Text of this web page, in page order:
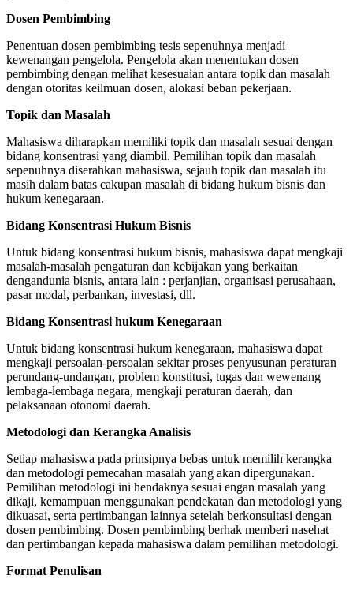
Dosen Pembimbing
Penentuan dosen pembimbing tesis sepenuhnya menjadi
kewenangan pengelola. Pengelola akan menentukan dosen
pembimbing dengan melihat kesesuaian antara topik dan masalah
dengan otoritas keilmuan dosen, alokasi beban pekerjaan.
Topik dan Masalah
Mahasiswa diharapkan memiliki topik dan masalah sesuai dengan
bidang konsentrasi yang diambil. Pemilihan topik dan masalah
sepenuhnya diserahkan mahasiswa, sejauh topik dan masalah itu
masih dalam batas cakupan masalah di bidang hukum bisnis dan
hukum kenegaraan.
Bidang Konsentrasi Hukum Bisnis
Untuk bidang konsentrasi hukum bisnis, mahasiswa dapat mengkaji
masalah-masalah pengaturan dan kebijakan yang berkaitan
dengandunia bisnis, antara lain : perjanjian, organisasi perusahaan,
pasar modal, perbankan, investasi, dll.
Bidang Konsentrasi hukum Kenegaraan
Untuk bidang konsentrasi hukum kenegaraan, mahasiswa dapat
mengkaji persoalan-persoalan sekitar proses penyusunan peraturan
perundang-undangan, problem konstitusi, tugas dan wewenang
lembaga-lembaga negara, mengkaji peraturan daerah, dan
pelaksanaan otonomi daerah.
Metodologi dan Kerangka Analisis
Setiap mahasiswa pada prinsipnya bebas untuk memilih kerangka
dan metodologi pemecahan masalah yang akan dipergunakan.
Pemilihan metodologi ini hendaknya sesuai engan masalah yang
dikaji, kemampuan menggunakan pendekatan dan metodologi yang
dikuasai, serta pertimbangan lainnya setelah berkonsultasi dengan
dosen pembimbing. Dosen pembimbing berhak memberi nasehat
dan pertimbangan kepada mahasiswa dalam pemilihan metodologi.
Format Penulisan